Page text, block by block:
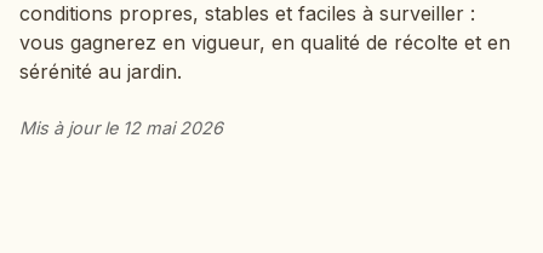
conditions propres, stables et faciles à surveiller :
vous gagnerez en vigueur, en qualité de récolte et en
sérénité au jardin.
Mis à jour le 12 mai 2026